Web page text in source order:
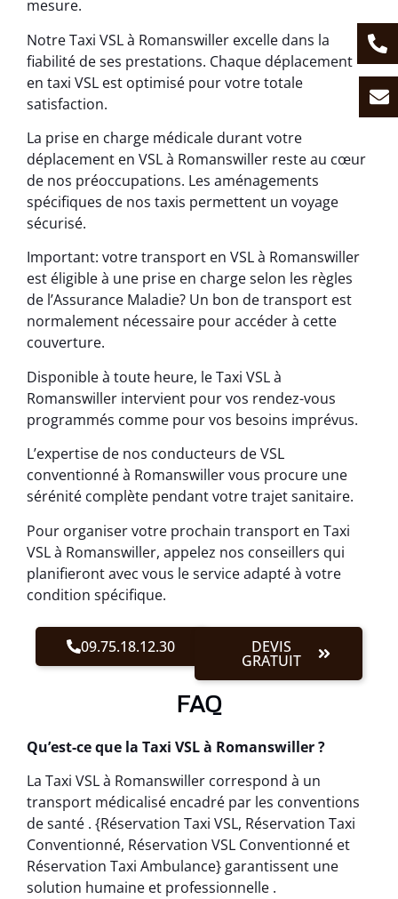
mesure.
Notre Taxi VSL à Romanswiller excelle dans la
fiabilité de ses prestations. Chaque déplacement
en taxi VSL est optimisé pour votre totale
satisfaction.
La prise en charge médicale durant votre
déplacement en VSL à Romanswiller reste au cœur
de nos préoccupations. Les aménagements
spécifiques de nos taxis permettent un voyage
sécurisé.
Important: votre transport en VSL à Romanswiller
est éligible à une prise en charge selon les règles
de l’Assurance Maladie? Un bon de transport est
normalement nécessaire pour accéder à cette
couverture.
Disponible à toute heure, le Taxi VSL à
Romanswiller intervient pour vos rendez-vous
programmés comme pour vos besoins imprévus.
L’expertise de nos conducteurs de VSL
conventionné à Romanswiller vous procure une
sérénité complète pendant votre trajet sanitaire.
Pour organiser votre prochain transport en Taxi
VSL à Romanswiller, appelez nos conseillers qui
planifieront avec vous le service adapté à votre
condition spécifique.
09.75.18.12.30 DEVIS
GRATUIT
FAQ
Qu’est-ce que la Taxi VSL à Romanswiller ?
La Taxi VSL à Romanswiller correspond à un
transport médicalisé encadré par les conventions
de santé . {Réservation Taxi VSL, Réservation Taxi
Conventionné, Réservation VSL Conventionné et
Réservation Taxi Ambulance} garantissent une
solution humaine et professionnelle .